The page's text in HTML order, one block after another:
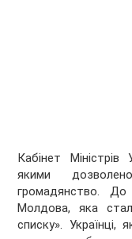
Кабінет
якими
громадянство. До
Молдова, яка
списку». Українці,